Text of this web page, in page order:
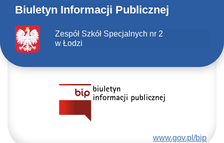
Biuletyn Informacji Publicznej
Zespół Szkół Specjalnych nr 2
w Łodzi
www.gov.pl/bip